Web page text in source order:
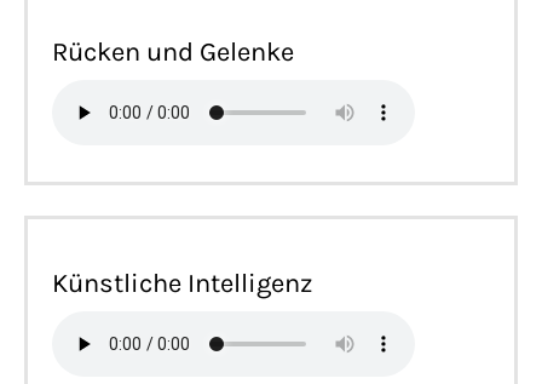
Rücken und Gelenke
Künstliche Intelligenz